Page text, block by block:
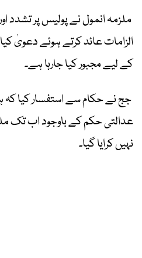
ملزمہ انمول نے پولیس پر تشدد
الزامات عائد کرتے ہوئے دعویٰ
کے لیے مجبور کیا جارہا ہے۔
جج نے حکام سے استفسار کیا
عدالتی حکم کے باوجود اب تک
نہیں کرایا گیا۔